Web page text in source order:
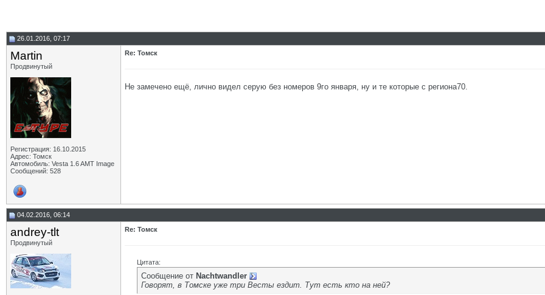
26.01.2016, 07:17
Martin
Продвинутый
Регистрация: 16.10.2015
Адрес: Томск
Автомобиль: Vesta 1.6 AMT Image
Сообщений: 528
Re: Томск
Не замечено ещё, лично видел серую без номеров 9го января, ну и те которые с региона70.
04.02.2016, 06:14
andrey-tlt
Продвинутый
Re: Томск
Цитата:
Сообщение от Nachtwandler
Говорят, в Томске уже три Весты ездит. Тут есть кто на ней?